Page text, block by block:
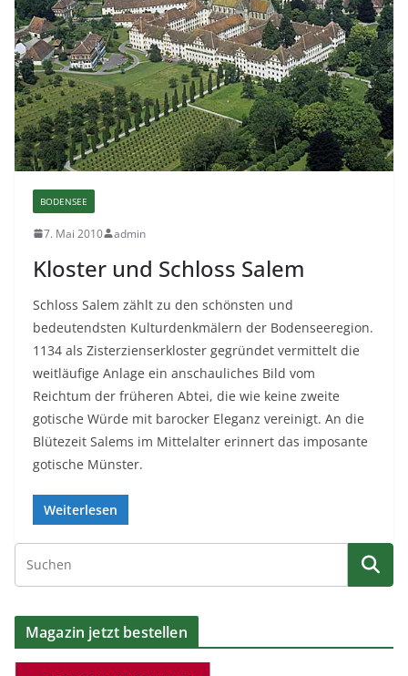
BODENSEE
7. Mai 2010 admin
Kloster und Schloss Salem
Schloss Salem zählt zu den schönsten und
bedeutendsten Kulturdenkmälern der Bodenseeregion.
1134 als Zisterzienserkloster gegründet vermittelt die
weitläufige Anlage ein anschauliches Bild vom
Reichtum der früheren Abtei, die wie keine zweite
gotische Würde mit barocker Eleganz vereinigt. An die
Blütezeit Salems im Mittelalter erinnert das imposante
gotische Münster.
Weiterlesen
Magazin jetzt bestellen